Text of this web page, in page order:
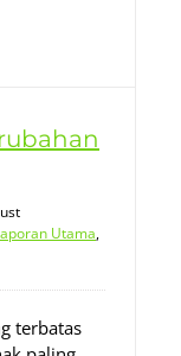
Utama,
terbatas